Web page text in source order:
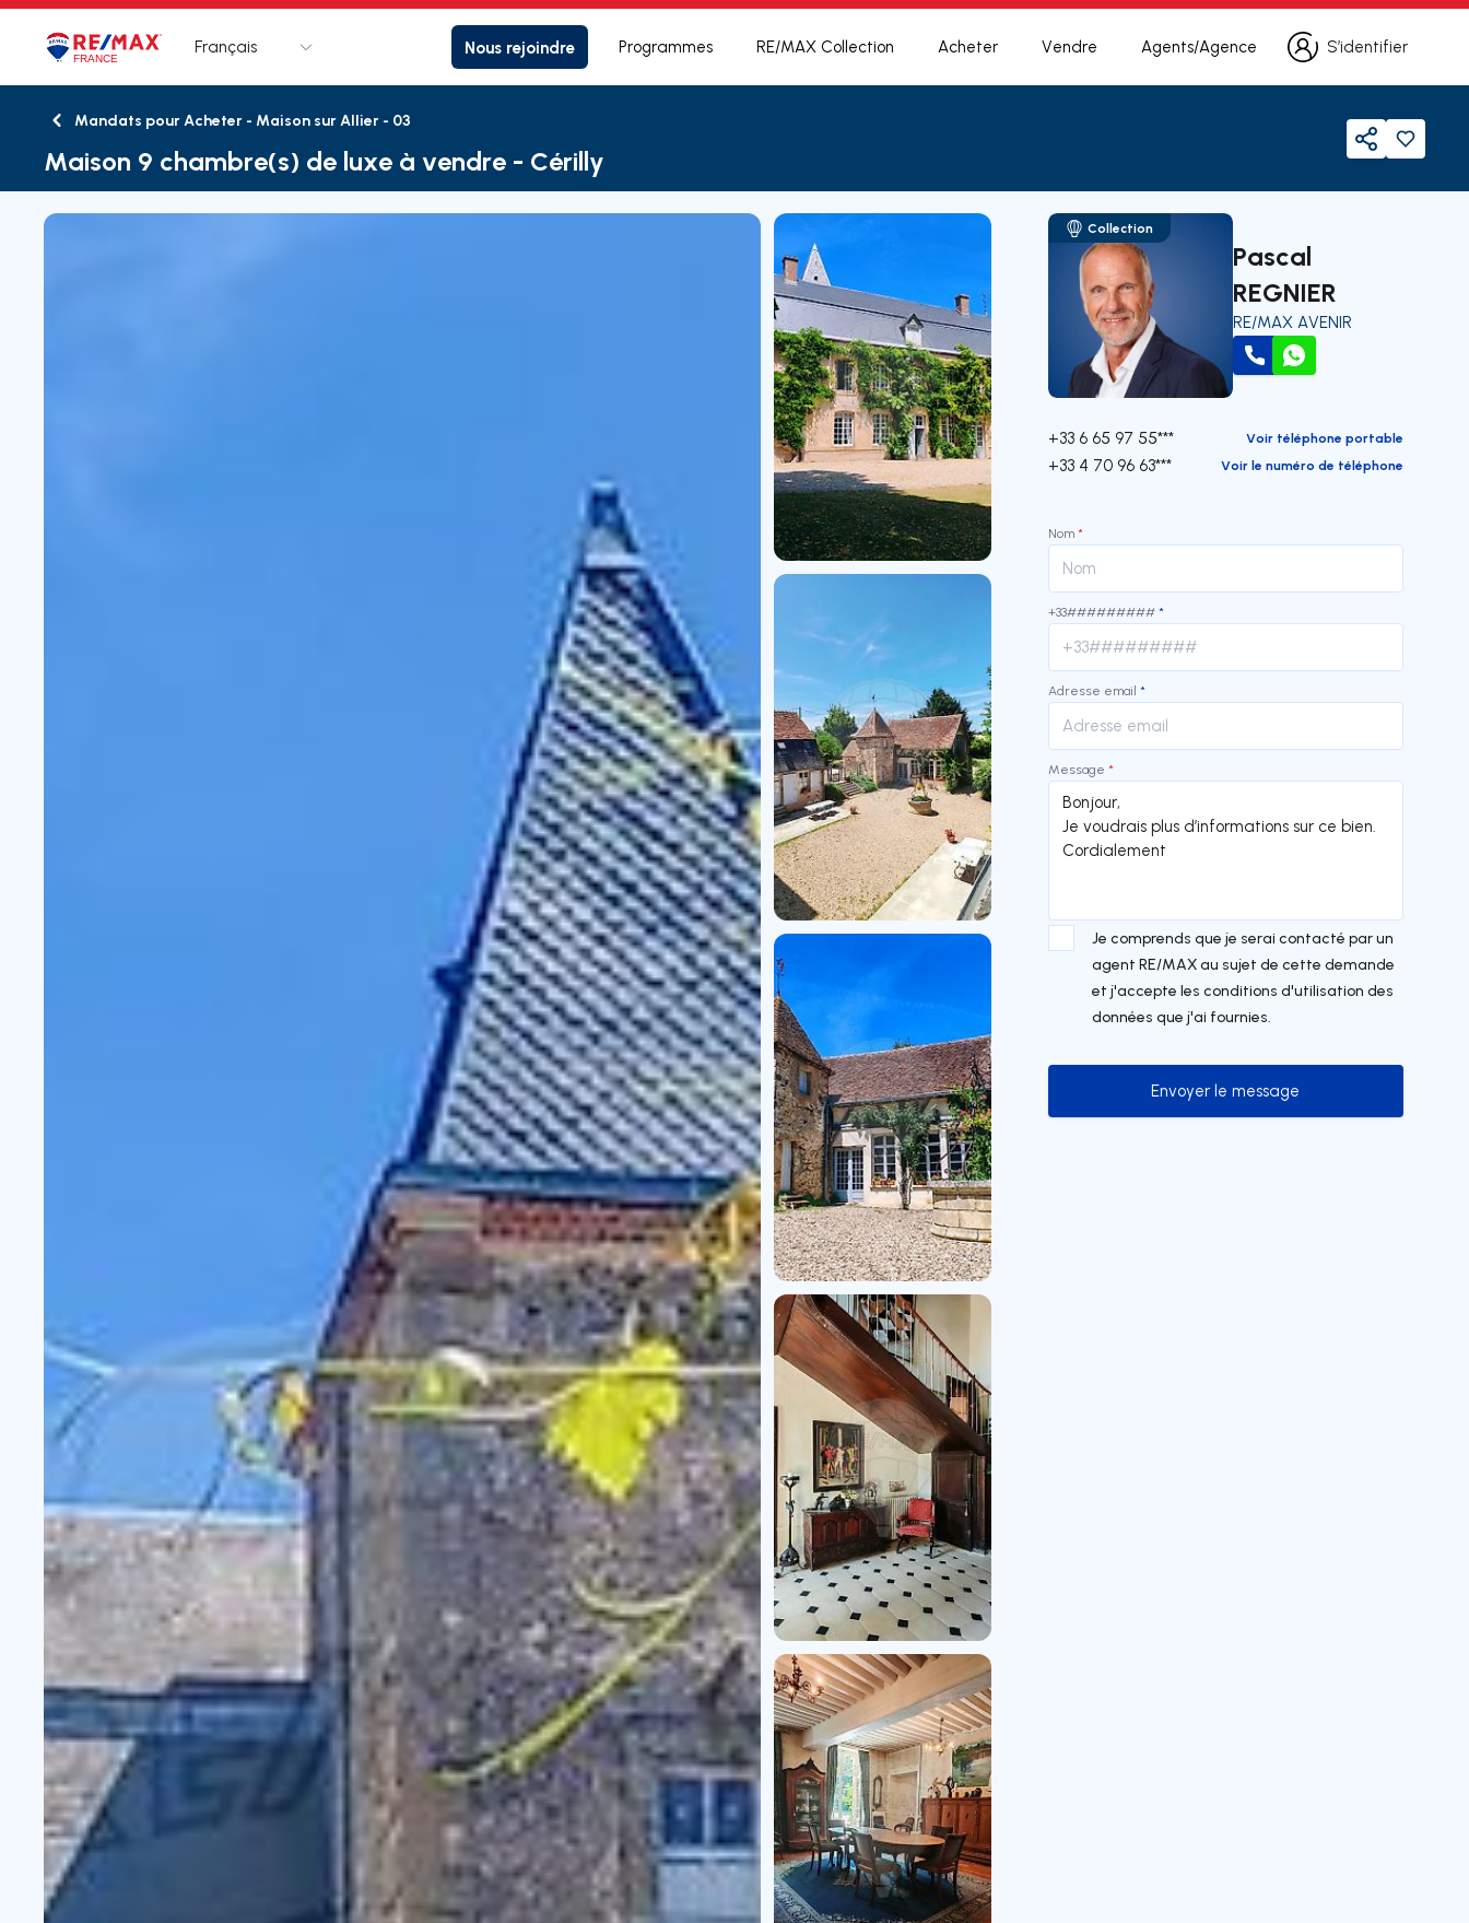
LogoAller à la page d’accueil
Français Nous rejoindre Programmes RE/MAX Collection Acheter Vendre Agents/Agence
S’identifier
S’identifier
RetourMandats pour Acheter - Maison sur Allier - 03
Maison 9 chambre(s) de luxe à vendre - Cérilly Partager
Collection
Pascal
REGNIER
RE/MAX AVENIR
AppelerWhatsApp
+33 6 65 97 55*** Voir téléphone portable
+33 4 70 96 63*** Voir le numéro de téléphone
Nom *
+33######### *
Adresse email *
Message *
Je comprends que je serai contacté par un
agent RE/MAX au sujet de cette demande
et j'accepte les conditions d'utilisation des
données que j'ai fournies.
Envoyer le message
Envoyer le message